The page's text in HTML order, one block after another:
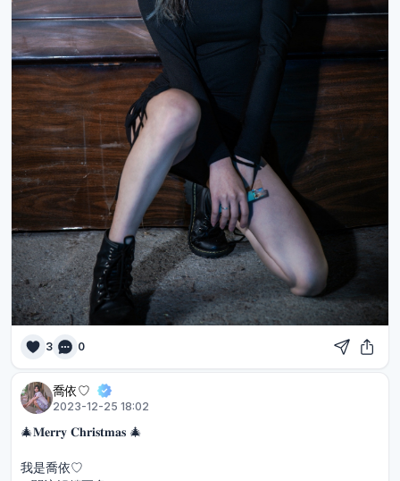
3 0
喬依♡︎
2023-12-25 18:02
🎄𝐌𝐞𝐫𝐫𝐲 𝐂𝐡𝐫𝐢𝐬𝐭𝐦𝐚𝐬 🎄
我是喬依♡︎